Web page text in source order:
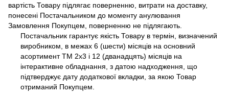
вартість Товару підлягає поверненню, витрати на доставку,
понесені Постачальником до моменту анулювання
Замовлення Покупцем, поверненню не підлягають.
Постачальник гарантує якість Товару в термін, визначений
виробником, в межах 6 (шести) місяців на основний
асортимент ТМ 2х3 і 12 (дванадцять) місяців на
інтерактивне обладнання, з датою надходження, що
підтверджує дату додаткової вкладки, за якою Товар
отриманий Покупцем.